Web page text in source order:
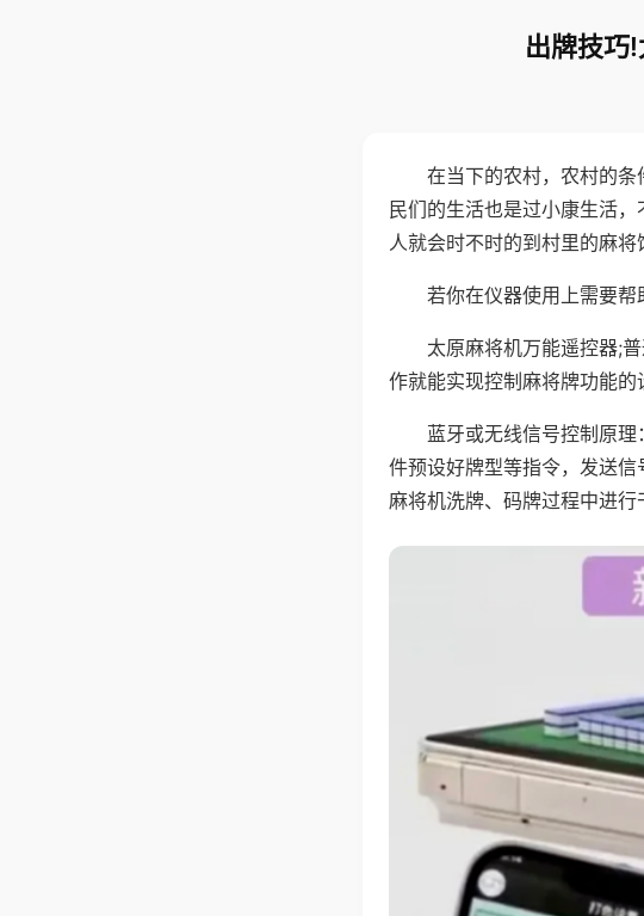
出牌技巧
在当下的农村，农村的
民们的生活也是过小康生活
人就会时不时的到村里的麻将
若你在仪器使用上需要帮
太原麻将机万能遥控器;
作就能实现控制麻将牌功能的
蓝牙或无线信号控制原
件预设好牌型等指令，发送
麻将机洗牌、码牌过程中进行